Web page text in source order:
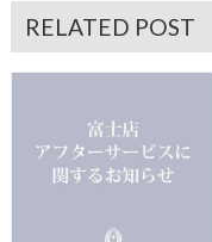
RELATED POST